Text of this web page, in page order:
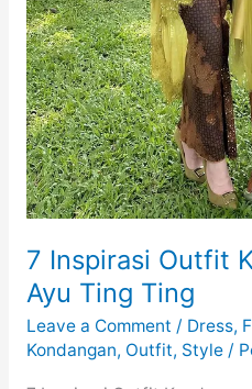
7 Inspirasi Outfit
Ayu Ting Ting
Leave a Comment / Dress,
Kondangan, Outfit, Style/